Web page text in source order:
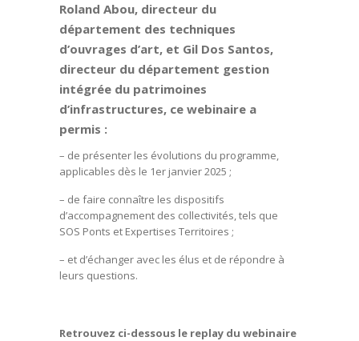
Roland Abou, directeur du
département des techniques
d’ouvrages d’art, et Gil Dos Santos,
directeur du département gestion
intégrée du patrimoines
d’infrastructures, ce webinaire a
permis :
– de présenter les évolutions du programme,
applicables dès le 1er janvier 2025 ;
– de faire connaître les dispositifs
d’accompagnement des collectivités, tels que
SOS Ponts et Expertises Territoires ;
– et d’échanger avec les élus et de répondre à
leurs questions.
Retrouvez ci-dessous le replay du webinaire